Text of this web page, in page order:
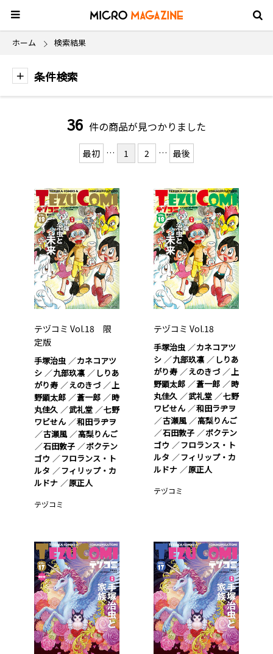
ホーム 検索結果
条件検索
36 件の商品が見つかりました
最初 … 1 2 … 最後
テヅコミ Vol.18 限
定版
手塚治虫
カネコアツ
シ
九部玖凛
しりあ
がり寿
えのきづ
上
野顕太郎
蒼一郎
時
丸佳久
武礼堂
七野
ワビせん
和田ラヂヲ
古瀬風
高梨りんご
石田敦子
ボクテン
ゴウ
フロランス・ト
ルタ
フィリップ・カ
ルドナ
原正人
テヅコミ
テヅコミ Vol.18
手塚治虫
カネコアツ
シ
九部玖凛
しりあ
がり寿
えのきづ
上
野顕太郎
蒼一郎
時
丸佳久
武礼堂
七野
ワビせん
和田ラヂヲ
古瀬風
高梨りんご
石田敦子
ボクテン
ゴウ
フロランス・ト
ルタ
フィリップ・カ
ルドナ
原正人
テヅコミ